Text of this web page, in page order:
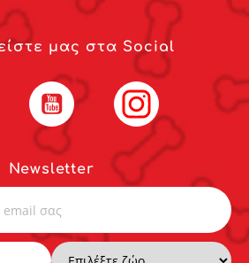
Newsletter
μας στα Social
YouTube Instagram